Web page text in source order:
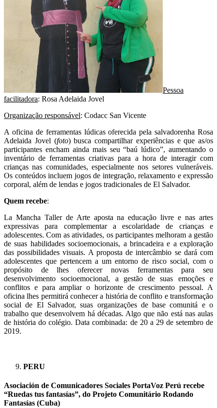
Pessoa
facilitadora: Rosa Adelaida Jovel
Organização responsável: Codacc San Vicente
A oficina de ferramentas lúdicas oferecida pela salvadorenha Rosa
Adelaida Jovel (foto) busca compartilhar experiências e que as/os
participantes encham ainda mais seu “baú lúdico”, aumentando o
inventário de ferramentas criativas para a hora de interagir com
crianças nas comunidades, especialmente nos setores vulneráveis.
Os conteúdos incluem jogos de integração, relaxamento e expressão
corporal, além de lendas e jogos tradicionales de El Salvador.
Quem recebe:
La Mancha Taller de Arte aposta na educação livre e nas artes
expressivas para complementar a escolaridade de crianças e
adolescentes. Com as atividades, os participantes melhoram a gestão
de suas habilidades socioemocionais, a brincadeira e a exploração
das possibilidades visuais. A proposta de intercâmbio se dará com
adolescentes que pertencem a um entorno de risco social, com o
propósito de lhes oferecer novas ferramentas para seu
desenvolvimento socioemocional, a gestão de suas emoções e
conflitos e para ampliar o horizonte de crescimento pessoal. A
oficina lhes permitirá conhecer a história de conflito e transformação
social de El Salvador, suas organizações de base comunitá e o
trabalho que desenvolvem há décadas. Algo que não está nas aulas
de história do colégio. Data combinada: de 20 a 29 de setembro de
2019.
PERU
Asociación de Comunicadores Sociales PortaVoz Perú recebe
“Ruedas tus fantasías”, do Projeto Comunitário Rodando
Fantasías (Cuba)